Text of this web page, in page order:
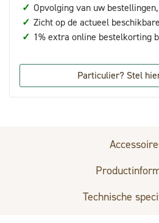
✓ Opvolging van uw
✓ Zicht op de actueel
✓ 1% extra online bestelkorting
Particulier? Stel
Technische